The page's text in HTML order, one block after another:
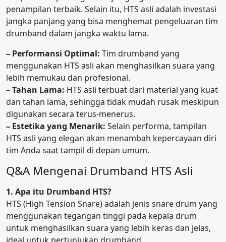
penampilan terbaik. Selain itu, HTS asli adalah investasi
jangka panjang yang bisa menghemat pengeluaran tim
drumband dalam jangka waktu lama.
– Performansi Optimal: Tim drumband yang
menggunakan HTS asli akan menghasilkan suara yang
lebih memukau dan profesional.
– Tahan Lama: HTS asli terbuat dari material yang kuat
dan tahan lama, sehingga tidak mudah rusak meskipun
digunakan secara terus-menerus.
– Estetika yang Menarik: Selain performa, tampilan
HTS asli yang elegan akan menambah kepercayaan diri
tim Anda saat tampil di depan umum.
Q&A Mengenai Drumband HTS Asli
1. Apa itu Drumband HTS?
HTS (High Tension Snare) adalah jenis snare drum yang
menggunakan tegangan tinggi pada kepala drum
untuk menghasilkan suara yang lebih keras dan jelas,